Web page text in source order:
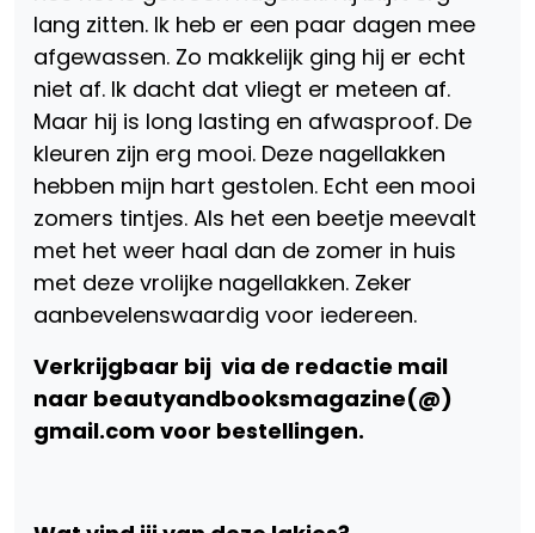
lang zitten. Ik heb er een paar dagen mee
afgewassen. Zo makkelijk ging hij er echt
niet af. Ik dacht dat vliegt er meteen af.
Maar hij is long lasting en afwasproof. De
kleuren zijn erg mooi. Deze nagellakken
hebben mijn hart gestolen. Echt een mooi
zomers tintjes. Als het een beetje meevalt
met het weer haal dan de zomer in huis
met deze vrolijke nagellakken. Zeker
aanbevelenswaardig voor iedereen.
Verkrijgbaar bij via de redactie mail
naar beautyandbooksmagazine(@)
gmail.com voor bestellingen.